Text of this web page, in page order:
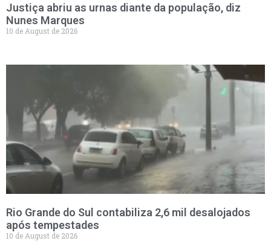
Justiça abriu as urnas diante da população, diz
Nunes Marques
10 de August de 2026
Rio Grande do Sul contabiliza 2,6 mil desalojados
após tempestades
10 de August de 2026